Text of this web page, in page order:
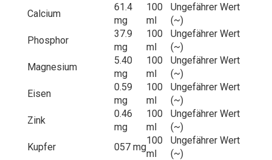
Calcium
61.4
mg
100
ml
Ungefährer Wert
(~)
Phosphor
37.9
mg
100
ml
Ungefährer Wert
(~)
Magnesium
5.40
mg
100
ml
Ungefährer Wert
(~)
Eisen
0.59
mg
100
ml
Ungefährer Wert
(~)
Zink
0.46
mg
100
ml
Ungefährer Wert
(~)
Kupfer
057 mg
100
ml
Ungefährer Wert
(~)